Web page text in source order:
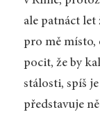
ale patnáct let
pro mě místo,
pocit, že by
stálosti, spíš
představuje